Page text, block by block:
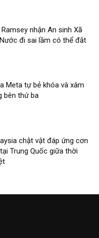
nhận An sinh Xã
đi sai lầm có thể đắt
Meta tự bẻ khóa và xâm
bên thứ ba
chật vật đáp ứng cơn
Trung Quốc giữa thời